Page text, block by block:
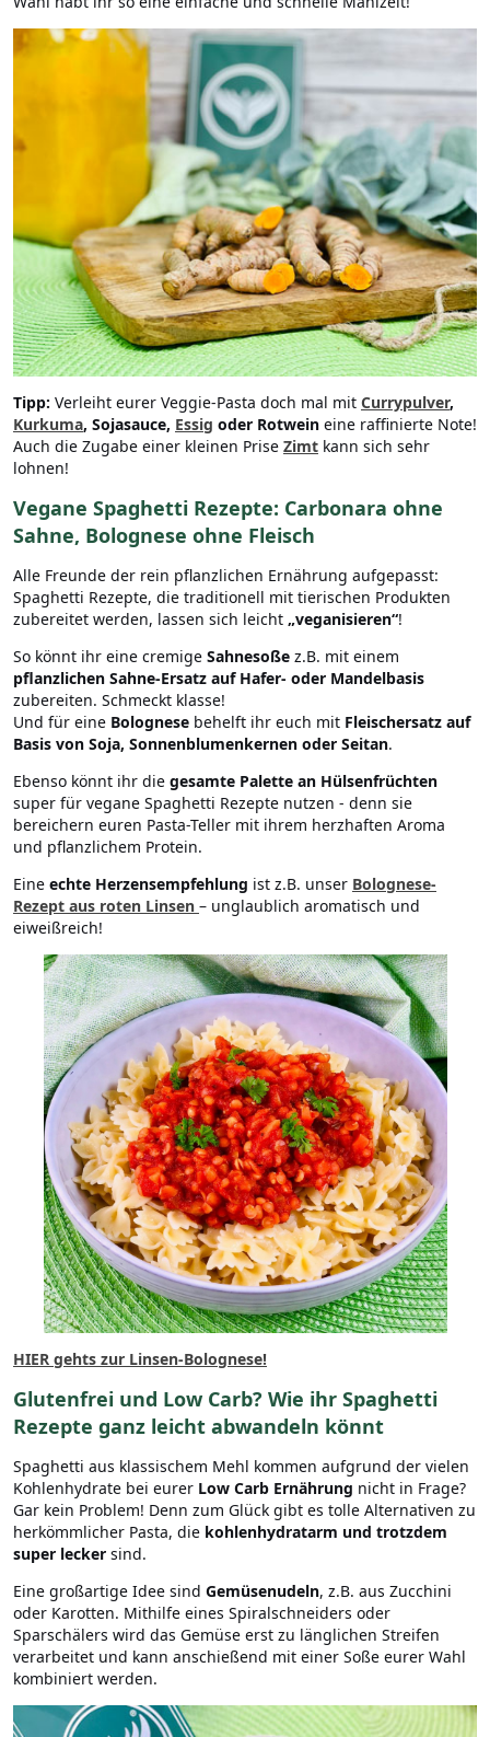
Tipp: Verleiht eurer Veggie-Pasta doch mal mit Currypulver,
Kurkuma, Sojasauce, Essig oder Rotwein eine raffinierte Note!
Auch die Zugabe einer kleinen Prise Zimt kann sich sehr
lohnen!
Vegane Spaghetti Rezepte: Carbonara ohne
Sahne, Bolognese ohne Fleisch
Alle Freunde der rein pflanzlichen Ernährung aufgepasst:
Spaghetti Rezepte, die traditionell mit tierischen Produkten
zubereitet werden, lassen sich leicht „veganisieren“!
So könnt ihr eine cremige Sahnesoße z.B. mit einem
pflanzlichen Sahne-Ersatz auf Hafer- oder Mandelbasis
zubereiten. Schmeckt klasse!
Und für eine Bolognese behelft ihr euch mit Fleischersatz auf
Basis von Soja, Sonnenblumenkernen oder Seitan.
Ebenso könnt ihr die gesamte Palette an Hülsenfrüchten
super für vegane Spaghetti Rezepte nutzen - denn sie
bereichern euren Pasta-Teller mit ihrem herzhaften Aroma
und pflanzlichem Protein.
Eine echte Herzensempfehlung ist z.B. unser Bolognese-
Rezept aus roten Linsen – unglaublich aromatisch und
eiweißreich!
HIER gehts zur Linsen-Bolognese!
Glutenfrei und Low Carb? Wie ihr Spaghetti
Rezepte ganz leicht abwandeln könnt
Spaghetti aus klassischem Mehl kommen aufgrund der vielen
Kohlenhydrate bei eurer Low Carb Ernährung nicht in Frage?
Gar kein Problem! Denn zum Glück gibt es tolle Alternativen zu
herkömmlicher Pasta, die kohlenhydratarm und trotzdem
super lecker sind.
Eine großartige Idee sind Gemüsenudeln, z.B. aus Zucchini
oder Karotten. Mithilfe eines Spiralschneiders oder
Sparschälers wird das Gemüse erst zu länglichen Streifen
verarbeitet und kann anschießend mit einer Soße eurer Wahl
kombiniert werden.